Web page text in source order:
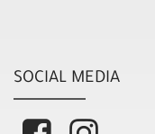
SOCIAL MEDIA